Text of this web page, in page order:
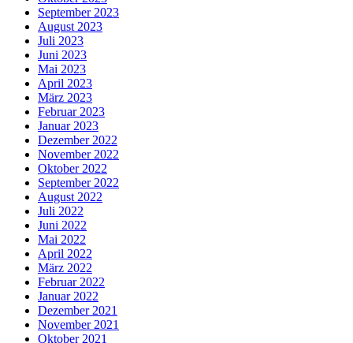
September 2023
August 2023
Juli 2023
Juni 2023
Mai 2023
April 2023
März 2023
Februar 2023
Januar 2023
Dezember 2022
November 2022
Oktober 2022
September 2022
August 2022
Juli 2022
Juni 2022
Mai 2022
April 2022
März 2022
Februar 2022
Januar 2022
Dezember 2021
November 2021
Oktober 2021